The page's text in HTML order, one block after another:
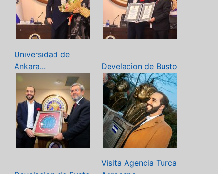
Universidad de
Ankara...
Develacion de Busto
Visita Agencia Turca